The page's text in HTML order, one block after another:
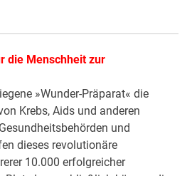
die Menschheit zur
»Wunder-Präparat« die
Krebs, Aids und anderen
und
dieses revolutionäre
10.000 erfolgreicher